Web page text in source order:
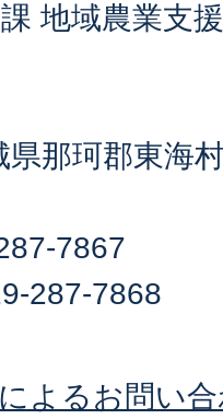
地域農業支
那珂郡東海
7867
287-7868
よるお問い